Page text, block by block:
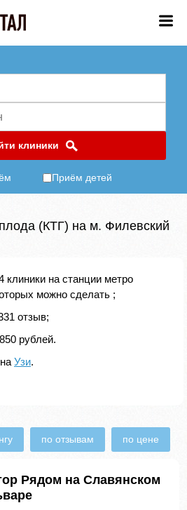
клиники
Приём детей
(КТГ) на м. Филевский
на станции метро
можно сделать ;
отзыв;
рублей.
Узи.
по отзывам по цене
Рядом на Славянском